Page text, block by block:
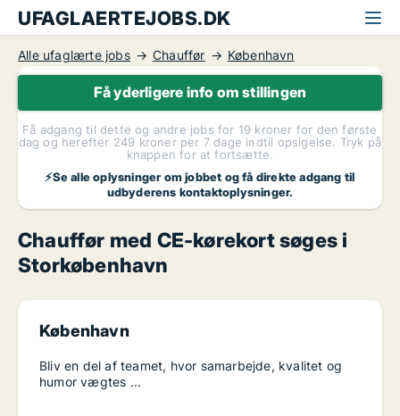
UFAGLAERTEJOBS.DK
Alle ufaglærte jobs Chauffør København
Få yderligere info om stillingen
Få adgang til dette og andre jobs for 19 kroner for den første
dag og herefter 249 kroner per 7 dage indtil opsigelse. Tryk på
knappen for at fortsætte.
⚡Se alle oplysninger om jobbet og få direkte adgang til
udbyderens kontaktoplysninger.
Chauffør med CE-kørekort søges i
Storkøbenhavn
København
Bliv en del af teamet, hvor samarbejde, kvalitet og
humor vægtes ...